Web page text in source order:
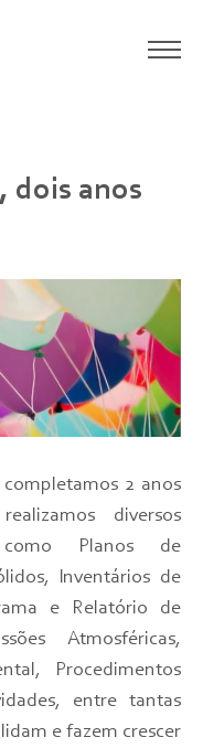
dois anos
2 anos
diversos
Planos de
Inventários de
e Relatório de
Atmosféricas,
Procedimentos
entre tantas
e fazem crescer